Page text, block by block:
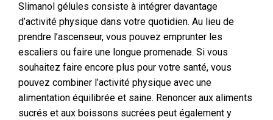
Slimanol gélules consiste à intégrer davantage
d’activité physique dans votre quotidien. Au lieu de
prendre l’ascenseur, vous pouvez emprunter les
escaliers ou faire une longue promenade. Si vous
souhaitez faire encore plus pour votre santé, vous
pouvez combiner l’activité physique avec une
alimentation équilibrée et saine. Renoncer aux aliments
sucrés et aux boissons sucrées peut également y